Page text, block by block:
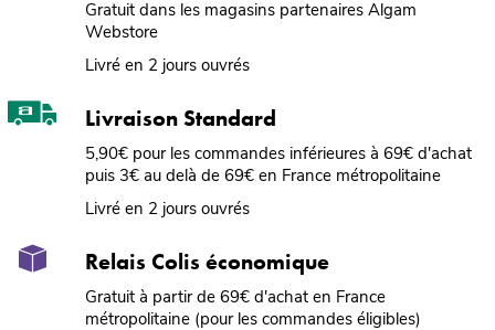
Gratuit dans les magasins partenaires Algam
Webstore
Livré en 2 jours ouvrés
Livraison Standard
5,90€ pour les commandes inférieures à 69€ d'achat
puis 3€ au delà de 69€ en France métropolitaine
Livré en 2 jours ouvrés
Relais Colis économique
Gratuit à partir de 69€ d'achat en France
métropolitaine (pour les commandes éligibles)